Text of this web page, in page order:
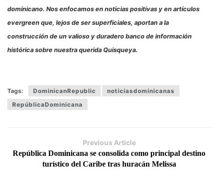
dominicano. Nos enfocamos en noticias positivas y en artículos
evergreen que, lejos de ser superficiales, aportan a la
construcción de un valioso y duradero banco de información
histórica sobre nuestra querida Quisqueya.
Tags: DominicanRepublic
noticiasdominicanas
RepúblicaDominicana
Previous Article
República Dominicana se consolida como principal destino
turístico del Caribe tras huracán Melissa